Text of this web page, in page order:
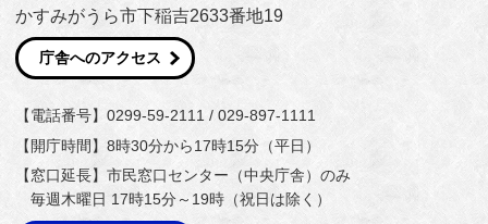
かすみがうら市下稲吉2633番地19
庁舎へのアクセス
【電話番号】0299-59-2111 / 029-897-1111
【開庁時間】8時30分から17時15分（平日）
【窓口延長】市民窓口センター（中央庁舎）のみ
毎週木曜日 17時15分～19時（祝日は除く）